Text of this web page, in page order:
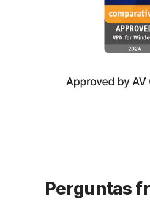
Perguntas